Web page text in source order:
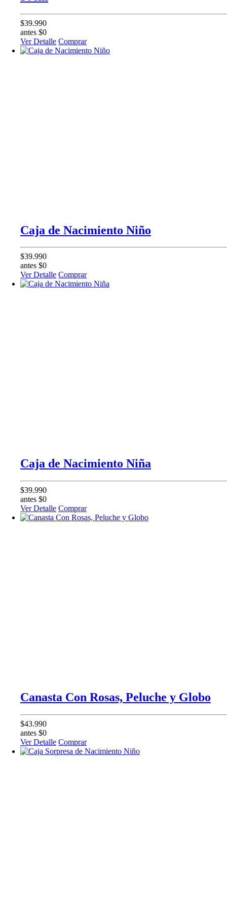
$39.990
antes $0
Ver Detalle Comprar
Caja de Nacimiento Niño
$39.990
antes $0
Ver Detalle Comprar
Caja de Nacimiento Niña
$39.990
antes $0
Ver Detalle Comprar
Canasta Con Rosas, Peluche y Globo
$43.990
antes $0
Ver Detalle Comprar